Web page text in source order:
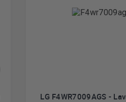
LG F4WR7009AGS -